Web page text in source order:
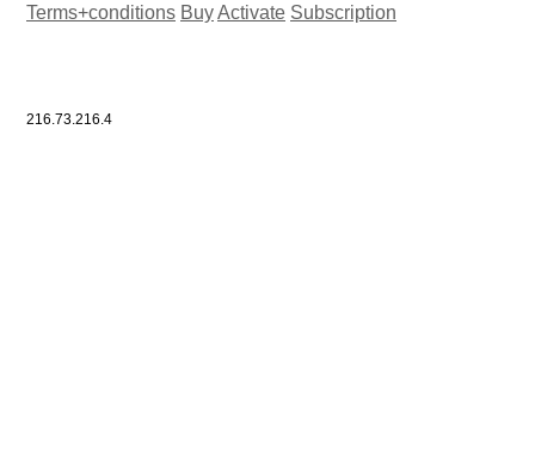
Terms+conditions BuyActivate Subscription
216.73.216.4